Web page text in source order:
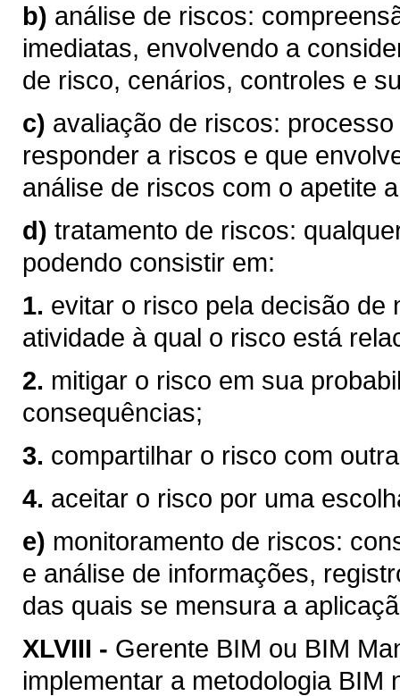
b) análise de riscos:
imediatas, envolvendo a
de risco, cenários, controles e
c) avaliação de riscos:
responder a riscos e que
análise de riscos com o apetite
d) tratamento de riscos:
podendo consistir em:
1. evitar o risco pela decisão de
atividade à qual o risco está
2. mitigar o risco em sua
consequências;
3. compartilhar o risco com
4. aceitar o risco por uma
e) monitoramento de riscos:
e análise de informações,
das quais se mensura a
XLVIII - Gerente BIM ou BIM
implementar a metodologia BIM